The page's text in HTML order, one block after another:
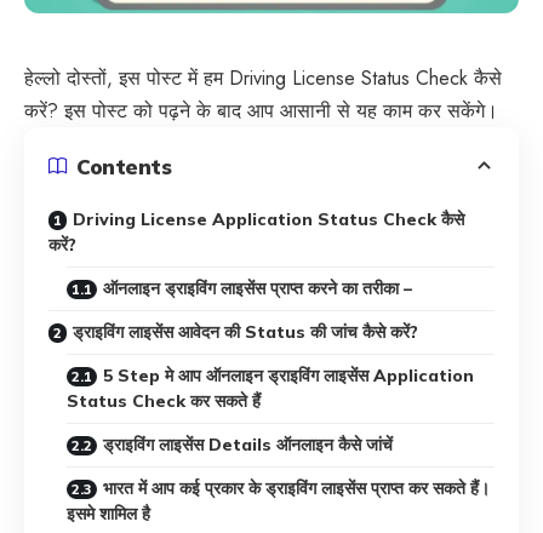
हेल्लो दोस्तों, इस पोस्ट में हम Driving License Status Check कैसे
करें? इस पोस्ट को पढ़ने के बाद आप आसानी से यह काम कर सकेंगे।
Contents
Driving License Application Status Check कैसे
करें?
ऑनलाइन ड्राइविंग लाइसेंस प्राप्त करने का तरीका –
ड्राइविंग लाइसेंस आवेदन की Status की जांच कैसे करें?
5 Step मे आप ऑनलाइन ड्राइविंग लाइसेंस Application
Status Check कर सकते हैं
ड्राइविंग लाइसेंस Details ऑनलाइन कैसे जांचें
भारत में आप कई प्रकार के ड्राइविंग लाइसेंस प्राप्त कर सकते हैं।
इसमे शामिल है